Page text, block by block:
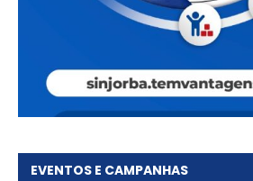
EVENTOS E CAMPANHAS